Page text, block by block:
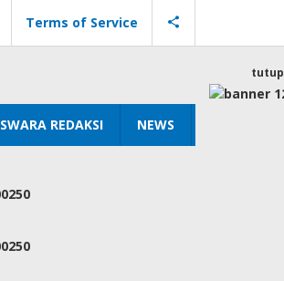
Terms of Service
SWARA REDAKSI NEWS
tutup